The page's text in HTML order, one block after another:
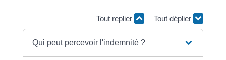
Tout replier Tout déplier
Qui peut percevoir l'indemnité ?